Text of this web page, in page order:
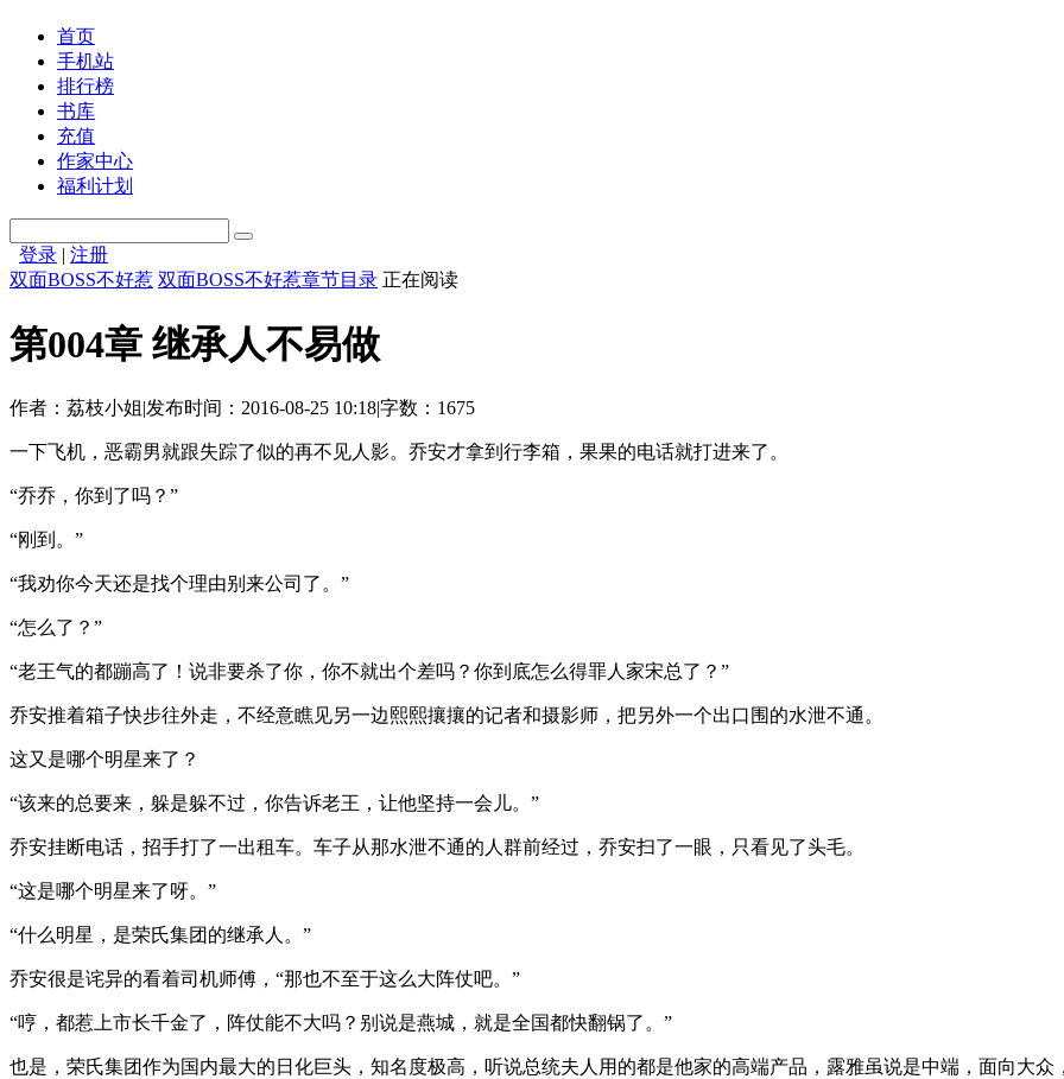
首页
手机站
排行榜
书库
充值
作家中心
福利计划
登录 | 注册
双面BOSS不好惹 双面BOSS不好惹章节目录 正在阅读
第004章 继承人不易做
作者： 荔枝小姐|发布时间：2016-08-25 10:18|字数：1675
一下飞机，恶霸男就跟失踪了似的再不见人影。乔安才拿到行李箱，果果的电话就打进来了。
“乔乔，你到了吗？”
“刚到。”
“我劝你今天还是找个理由别来公司了。”
“怎么了？”
“老王气的都蹦高了！说非要杀了你，你不就出个差吗？你到底怎么得罪人家宋总了？”
乔安推着箱子快步往外走，不经意瞧见另一边熙熙攘攘的记者和摄影师，把另外一个出口围的水泄不通。
这又是哪个明星来了？
“该来的总要来，躲是躲不过，你告诉老王，让他坚持一会儿。”
乔安挂断电话，招手打了一出租车。车子从那水泄不通的人群前经过，乔安扫了一眼，只看见了头毛。
“这是哪个明星来了呀。”
“什么明星，是荣氏集团的继承人。”
乔安很是诧异的看着司机师傅，“那也不至于这么大阵仗吧。”
“哼，都惹上市长千金了，阵仗能不大吗？别说是燕城，就是全国都快翻锅了。”
也是，荣氏集团作为国内最大的日化巨头，知名度极高，听说总统夫人用的都是他家的高端产品，露雅虽说是中端，面向大